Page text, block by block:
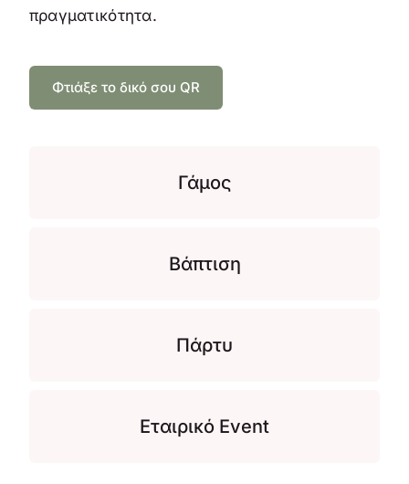
πραγματικότητα.
Φτιάξε το δικό σου QR
Γάμος
Βάπτιση
Πάρτυ
Εταιρικό Event